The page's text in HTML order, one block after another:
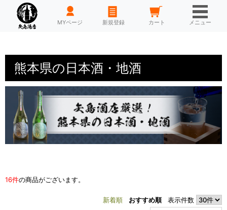
HOME MYページ 新規登録 カート メニュー
熊本県の日本酒・地酒
16件の商品がございます。
新着順 おすすめ順表示件数